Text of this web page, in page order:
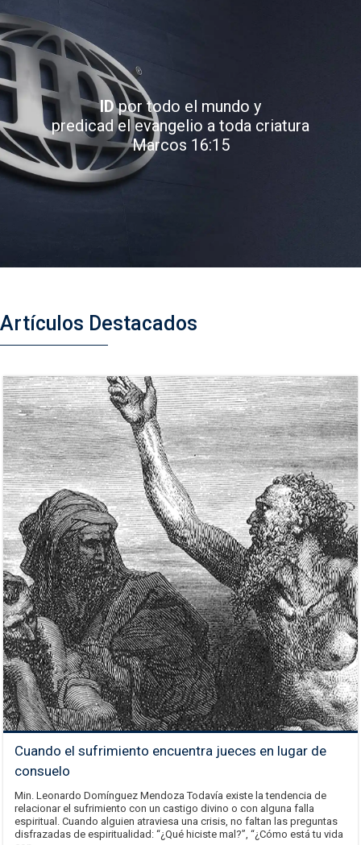
IDpor todo el mundo y
predicad el evangelio a toda criatura
Marcos 16:15
Artículos Destacados
Cuando el sufrimiento encuentra jueces en lugar de
consuelo
Min. Leonardo Domínguez Mendoza Todavía existe la tendencia de
relacionar el sufrimiento con un castigo divino o con alguna falla
espiritual. Cuando alguien atraviesa una crisis, no faltan las preguntas
disfrazadas de espiritualidad: “¿Qué hiciste mal?”, “¿Cómo está tu vida